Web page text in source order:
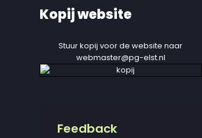
Kopij website
Stuur kopij voor de website naar
webmaster@pg-elst.nl
Feedback